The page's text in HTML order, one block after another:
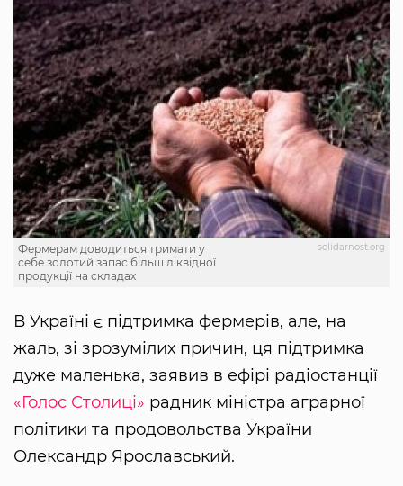
solidarnost.org
Фермерам доводиться тримати у
себе золотий запас більш ліквідної
продукції на складах
В Україні є підтримка фермерів, але, на
жаль, зі зрозумілих причин, ця підтримка
дуже маленька, заявив в ефірі радіостанції
«Голос Столиці» радник міністра аграрної
політики та продовольства України
Олександр Ярославський.